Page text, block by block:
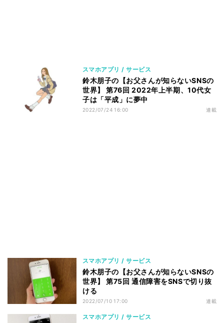
スマホアプリ / サービス
鈴木朋子の【お父さんが知らないSNSの
世界】 第76回 2022年上半期、10代女
子は「平成」に夢中
2022/07/24 16:00 連載
スマホアプリ / サービス
鈴木朋子の【お父さんが知らないSNSの
世界】 第75回 通信障害をSNSで切り抜
ける
2022/07/10 17:00 連載
スマホアプリ / サービス